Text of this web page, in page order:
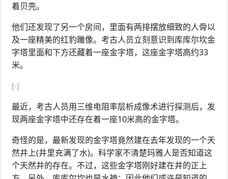
着贝壳。
他们还发现了另一个房间，里面有两排摆放细致的人骨以
及一座精美的红豹雕像。考古人员立刻意识到库库尔坎金
字塔里面和下方还藏着一座金字塔，这座金字塔高约33
米。
[-]
最近，考古人员用三维电阻率层析成像术进行探测后，发
现两座金字塔中还存在着一座10米高的金字塔。
奇怪的是，最新发现的金字塔竟然建在去年发现的一个天
然井上(井里充满了水)。科学家不清楚玛雅人是否知道这
个天然井的存在。不过，这些金字塔刚好建在井的正上